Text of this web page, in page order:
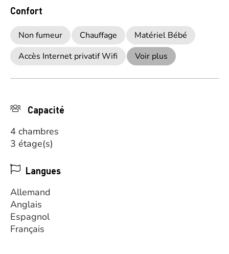
Confort
Non fumeur Chauffage
Matériel Bébé
Accès Internet privatif Wifi
Voir plus
Capacité
4 chambres
3 étage(s)
Langues
Allemand
Anglais
Espagnol
Français